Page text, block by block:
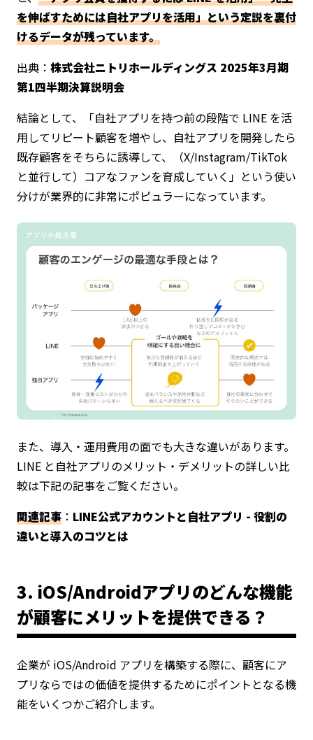
を伸ばすためには自社アプリを活用」という定説を裏付
けるデータが残っています。
出典： 株式会社ニトリホールディングス 2025年3月期
第1四半期決算説明会
結論として、「自社アプリを持つ前の段階で LINE を活
用してリピート顧客を増やし、自社アプリを開発したら
既存顧客をそちらに誘導して、（X/Instagram/TikTok
と並行して）コアなファンを育成していく」という使い
分けが業界的に非常にポピュラーになっています。
また、導入・運用費用の面でも大きな違いがあります。
LINE と自社アプリのメリット・デメリットの詳しい比
較は下記の記事をご覧ください。
関連記事 ： LINE公式アカウントと自社アプリ - 役割の
違いと導入のコツとは
3. iOS/Androidアプリのどんな機能
が顧客にメリットを提供できる？
企業が iOS/Android アプリを構築する際に、顧客にア
プリならではの価値を提供するためにポイントとなる機
能をいくつかご紹介します。